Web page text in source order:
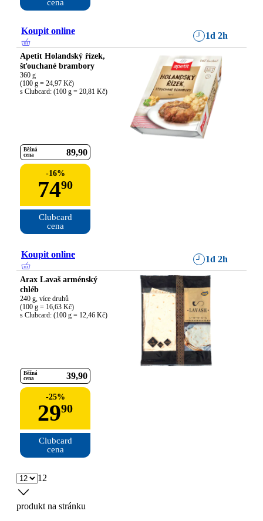
cena
Koupit online 1d 2h
Apetit Holandský řízek,
šťouchané brambory
360 g
(100 g = 24,97 Kč)
s Clubcard: (100 g = 20,81 Kč)
Běžná
cena
89 90
-16%
7490
Clubcard
cena
Koupit online 1d 2h
Arax Lavaš arménský
chléb
240 g, více druhů
(100 g = 16,63 Kč)
s Clubcard: (100 g = 12,46 Kč)
Běžná
cena
39 90
-25%
2990
Clubcard
cena
12
produkt na stránku